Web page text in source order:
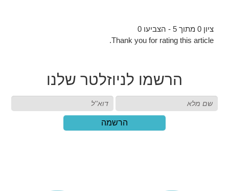
ציון 0 מתוך 5 - הצביעו 0
Thank you for rating this article.
הרשמו לניוזלטר שלנו
הרשמה